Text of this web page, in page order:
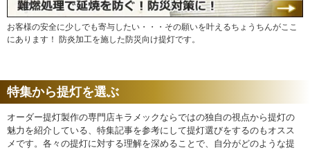
お客様の安全に少しでも寄与したい・・・その願いを叶えるちょうちんがここ
にあります！ 防炎加工を施した防災向け提灯です。
特集から提灯を選ぶ
オーダー提灯製作の専門店キラメックならではの独自の視点から提灯の
魅力を紹介している、特集記事を参考にして提灯選びをするのもオスス
メです。各々の提灯に対する理解を深めることで、自分がどのような提